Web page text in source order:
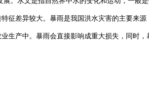
征差异较大。暴雨是我国洪水灾害的主要来源
生产中。暴雨会直接影响成重大损失 ， 同时，